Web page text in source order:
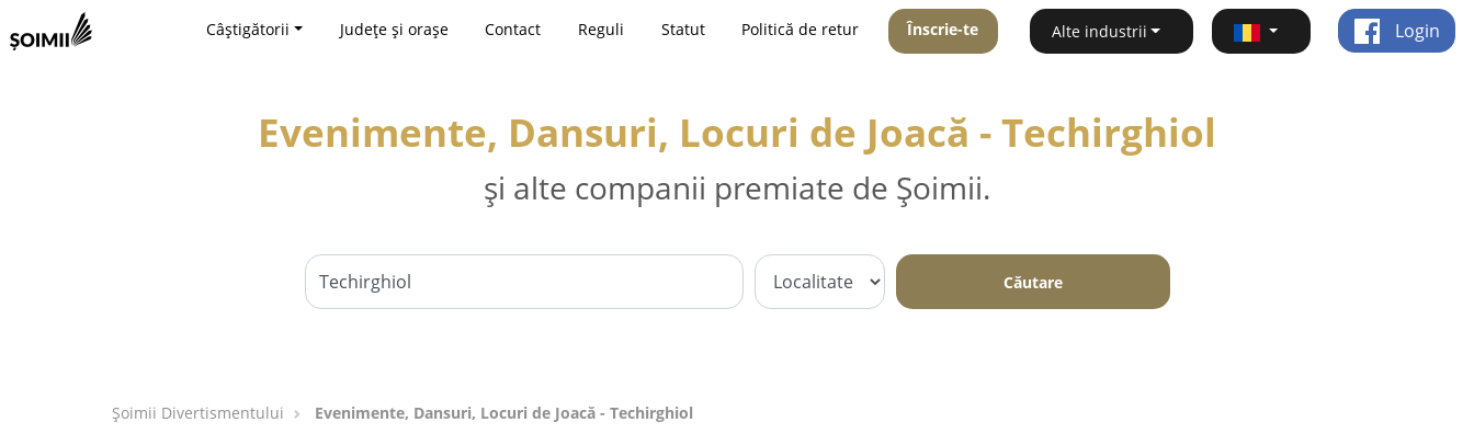
Câștigătorii Județe și orașe Contact Reguli Statut Politică de retur Înscrie-te Alte industrii Login
Evenimente, Dansuri, Locuri de Joacă - Techirghiol
și alte companii premiate de Șoimii.
Căutare
Şoimii Divertismentului Evenimente, Dansuri, Locuri de Joacă - Techirghiol